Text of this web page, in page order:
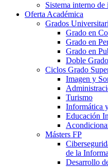
Sistema interno
Oferta Académica
Grados
Grado en
Grado en
Grado en
Doble
Ciclos Grado
Imagen y
Turismo
Informática
Educación
Másters FP
de la
Desarrollo